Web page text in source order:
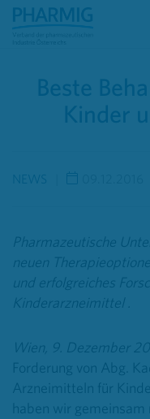
Beste
Kinder
NEWS
Pharmazeutische
neuen
und erfolgreiches
Kinderarzneimittel .
Wien, 9. Dezember
Forderung von Abg.
Arzneimitteln für
haben wir